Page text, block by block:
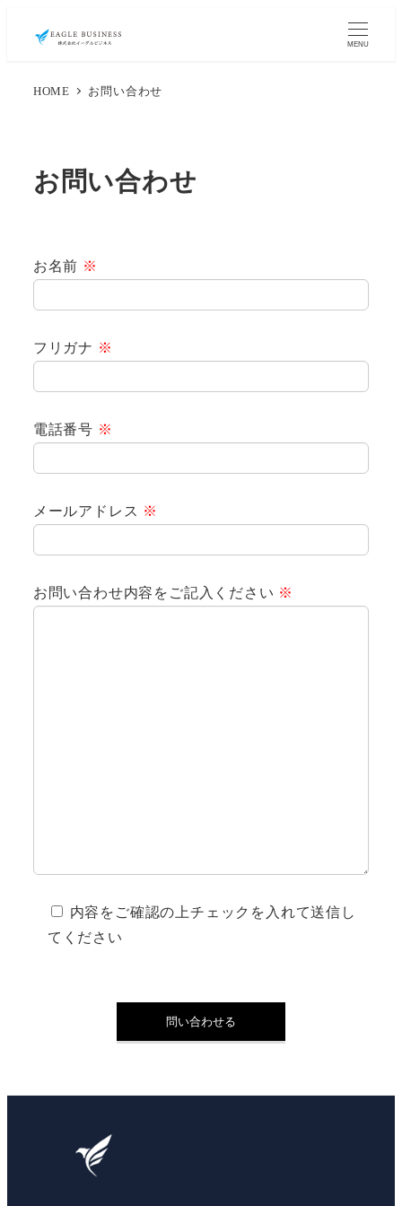
MENU
HOME お問い合わせ
お問い合わせ
お名前 ※
フリガナ ※
電話番号 ※
メールアドレス ※
お問い合わせ内容をご記入ください ※
内容をご確認の上チェックを入れて送信し
てください